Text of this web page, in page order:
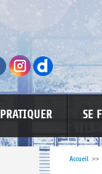
PRATIQUER SE
Accueil >>